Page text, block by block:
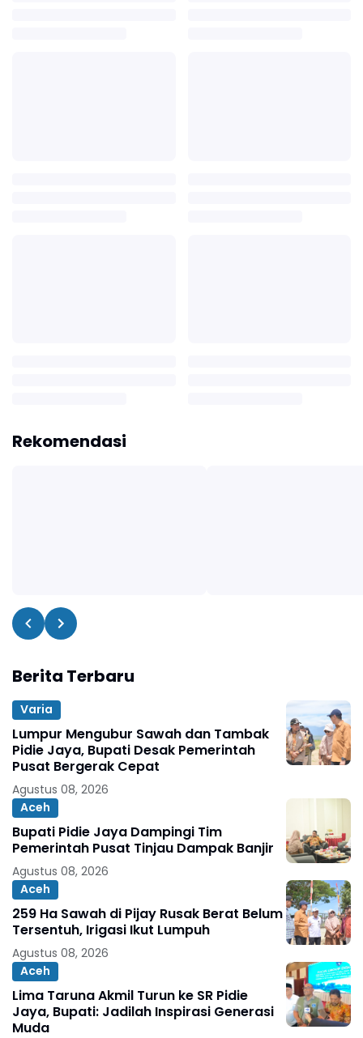
Rekomendasi
Berita Terbaru
Varia
Lumpur Mengubur Sawah dan Tambak
Pidie Jaya, Bupati Desak Pemerintah
Pusat Bergerak Cepat
Agustus 08, 2026
Aceh
Bupati Pidie Jaya Dampingi Tim
Pemerintah Pusat Tinjau Dampak Banjir
Agustus 08, 2026
Aceh
259 Ha Sawah di Pijay Rusak Berat Belum
Tersentuh, Irigasi Ikut Lumpuh
Agustus 08, 2026
Aceh
Lima Taruna Akmil Turun ke SR Pidie
Jaya, Bupati: Jadilah Inspirasi Generasi
Muda